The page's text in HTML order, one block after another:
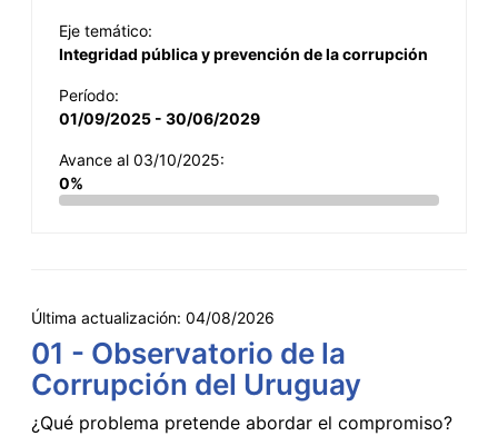
Eje temático:
Integridad pública y prevención de la corrupción
Período:
01/09/2025 - 30/06/2029
Avance al 03/10/2025:
0%
Última actualización: 04/08/2026
01 - Observatorio de la
Corrupción del Uruguay
¿Qué problema pretende abordar el compromiso?